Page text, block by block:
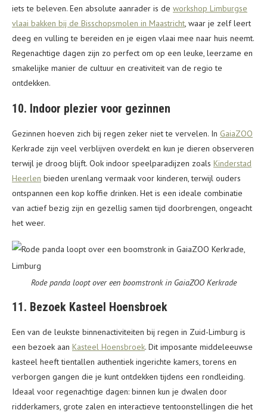
iets te beleven. Een absolute aanrader is de workshop Limburgse
vlaai bakken bij de Bisschopsmolen in Maastricht, waar je zelf leert
deeg en vulling te bereiden en je eigen vlaai mee naar huis neemt.
Regenachtige dagen zijn zo perfect om op een leuke, leerzame en
smakelijke manier de cultuur en creativiteit van de regio te
ontdekken.
10. Indoor plezier voor gezinnen
Gezinnen hoeven zich bij regen zeker niet te vervelen. In GaiaZOO
Kerkrade zijn veel verblijven overdekt en kun je dieren observeren
terwijl je droog blijft. Ook indoor speelparadijzen zoals Kinderstad
Heerlen bieden urenlang vermaak voor kinderen, terwijl ouders
ontspannen een kop koffie drinken. Het is een ideale combinatie
van actief bezig zijn en gezellig samen tijd doorbrengen, ongeacht
het weer.
Rode panda loopt over een boomstronk in GaiaZOO Kerkrade
11. Bezoek Kasteel Hoensbroek
Een van de leukste binnenactiviteiten bij regen in Zuid-Limburg is
een bezoek aan Kasteel Hoensbroek. Dit imposante middeleeuwse
kasteel heeft tientallen authentiek ingerichte kamers, torens en
verborgen gangen die je kunt ontdekken tijdens een rondleiding.
Ideaal voor regenachtige dagen: binnen kun je dwalen door
ridderkamers, grote zalen en interactieve tentoonstellingen die het